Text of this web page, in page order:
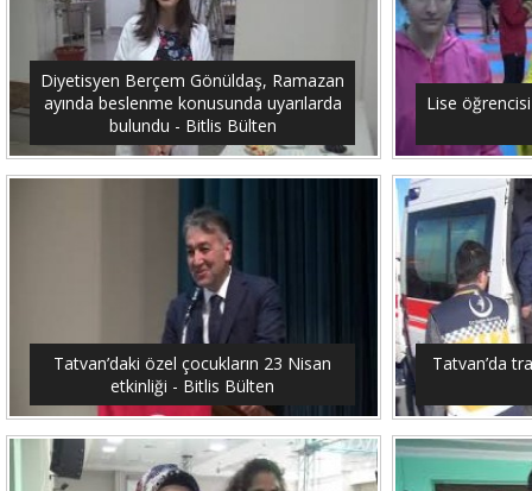
Diyetisyen Berçem Gönüldaş, Ramazan
ayında beslenme konusunda uyarılarda
bulundu - Bitlis Bülten
Lise
Tatvan’daki özel çocukların 23 Nisan
etkinliği - Bitlis Bülten
Tatvan’da